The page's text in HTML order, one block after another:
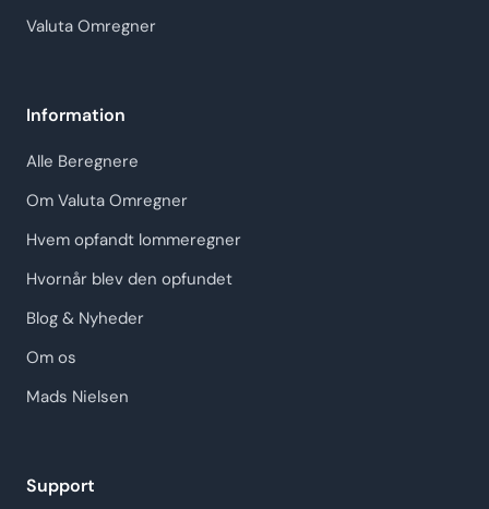
Valuta Omregner
Information
Alle Beregnere
Om Valuta Omregner
Hvem opfandt lommeregner
Hvornår blev den opfundet
Blog & Nyheder
Om os
Mads Nielsen
Support